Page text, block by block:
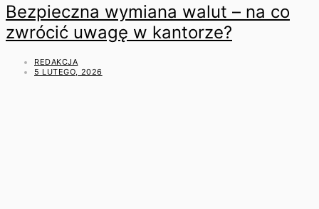
Bezpieczna wymiana walut – na co
zwrócić uwagę w kantorze?
REDAKCJA
5 LUTEGO, 2026